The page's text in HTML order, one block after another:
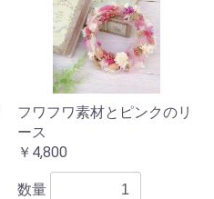
フワフワ素材とピンクのリ
ース
￥4,800
数量